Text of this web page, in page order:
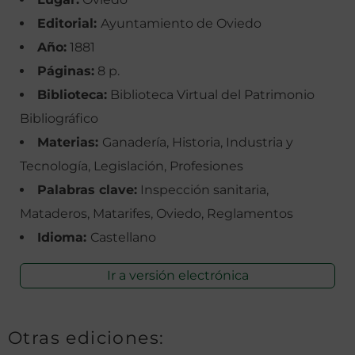
Editorial: Ayuntamiento de Oviedo
Año: 1881
Páginas: 8 p.
Biblioteca: Biblioteca Virtual del Patrimonio
Bibliográfico
Materias: Ganadería, Historia, Industria y
Tecnología, Legislación, Profesiones
Palabras clave: Inspección sanitaria,
Mataderos, Matarifes, Oviedo, Reglamentos
Idioma: Castellano
Ir a versión electrónica
Otras ediciones: